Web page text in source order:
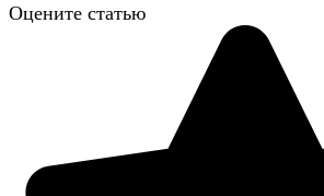
Оцените статью